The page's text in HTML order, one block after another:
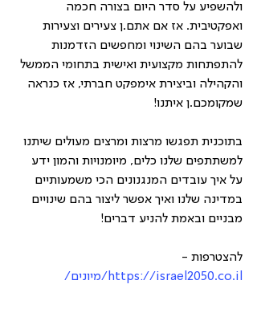
ולהשפיע על סדר היום בצורה חכמה
ואפקטיבית. אז אם אתם.ן צעירים וצעירות
שבוער בהם השינוי ומחפשים הזדמנות
להתפתחות מקצועית ואישית בתחומי הממשל
והקהילה וביצירת אימפקט חברתי, אז כנראה
שמקומכם.ן איתנו!
בתוכנית תפגשו מרצות ומרצים מעולים שיתנו
למשתתפים שלנו כלים, מיומנויות והמון ידע
על איך עובדים המנגנונים הכי משמעותיים
במדינה שלנו ואיך אפשר ליצור בהם שינויים
מבניים ובאמת להניע דברים!
להצטרפות -
https://israel2050.co.il/מיונים/